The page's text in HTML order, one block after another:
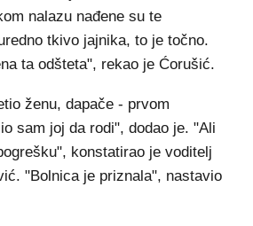
nalazu nađene su te
tkivo jajnika, to je točno.
ta odšteta", rekao je Ćorušić.
ženu, dapače - prvom
sam joj da rodi", dodao je. "Ali
konstatirao je voditelj
"Bolnica je priznala", nastavio